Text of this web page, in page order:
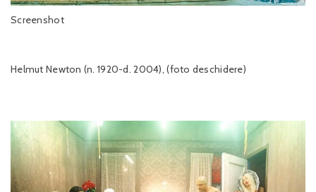
Screenshot
Helmut Newton (n. 1920-d. 2004), (foto deschidere)